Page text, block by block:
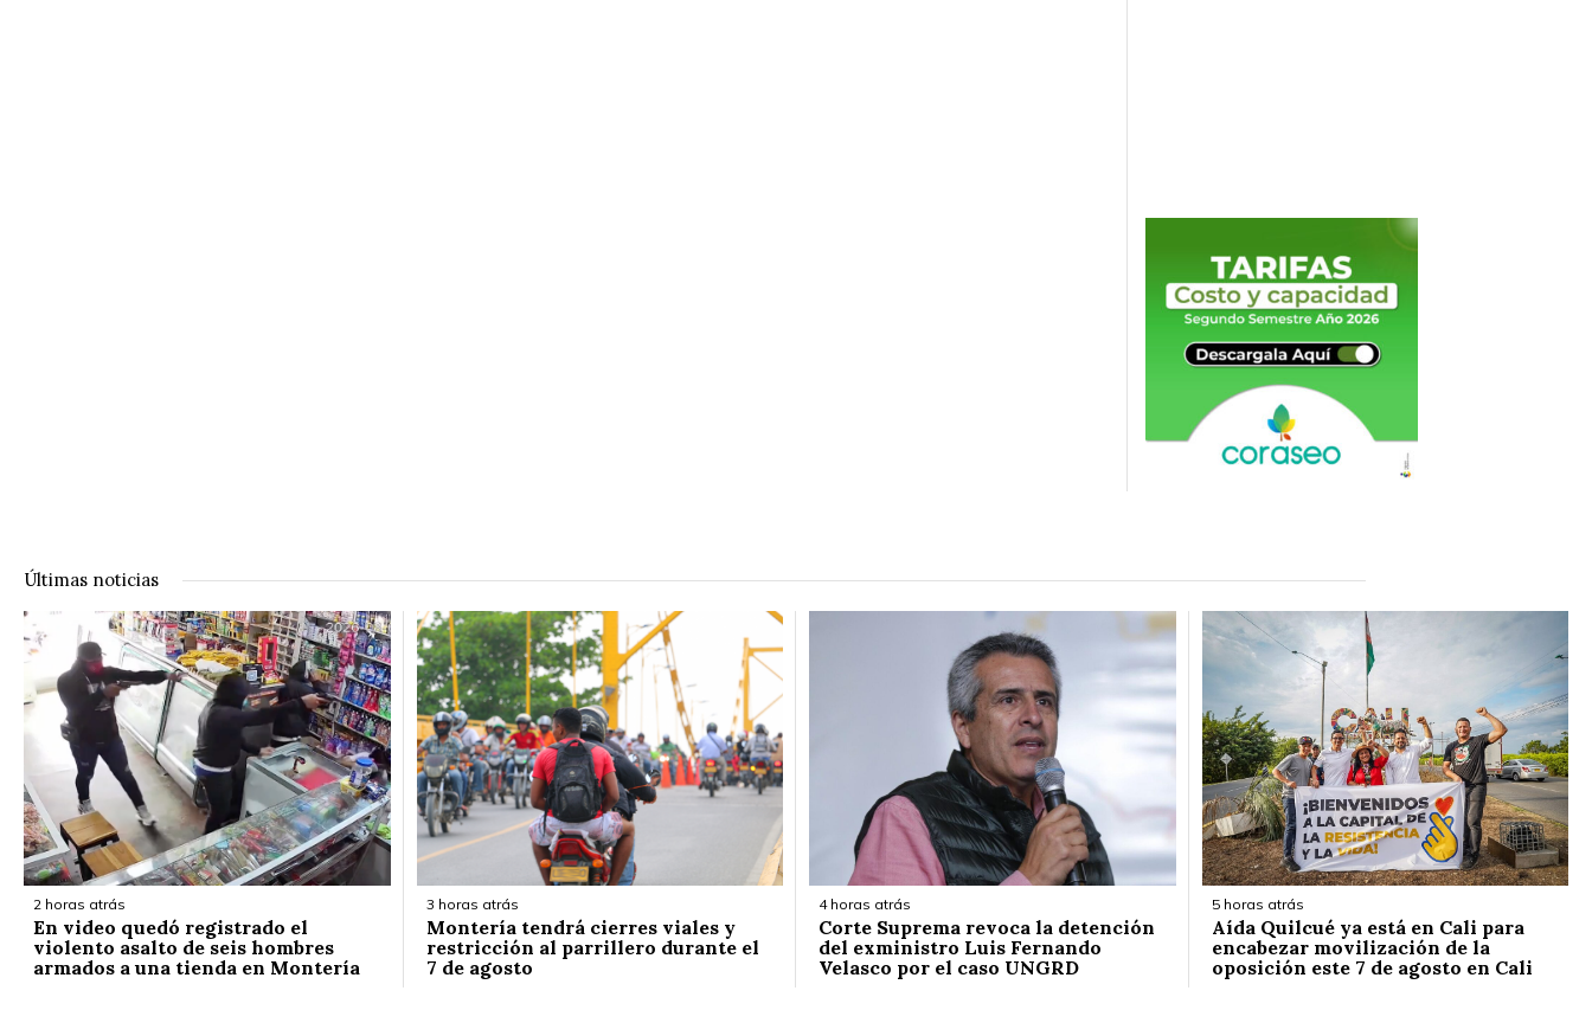
Últimas noticias
2 horas atrás
En video quedó registrado el
violento asalto de seis hombres
armados a una tienda en Montería
3 horas atrás
Montería tendrá cierres viales y
restricción al parrillero durante el
7 de agosto
4 horas atrás
Corte Suprema revoca la detención
del exministro Luis Fernando
Velasco por el caso UNGRD
5 horas atrás
Aída Quilcué ya está en Cali para
encabezar movilización de la
oposición este 7 de agosto en Cali